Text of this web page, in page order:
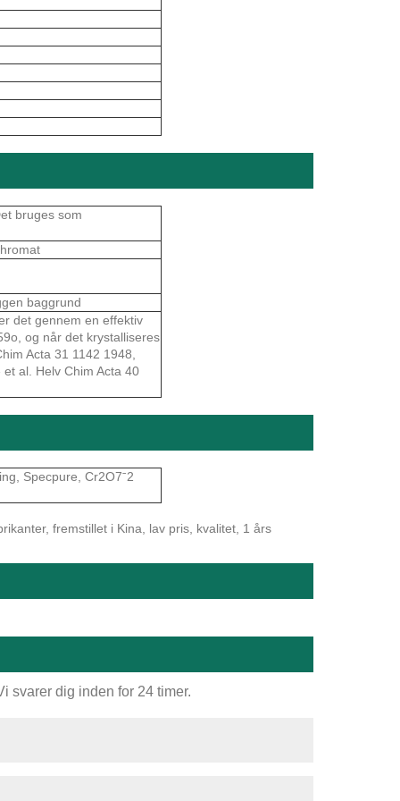
bruges som
baggrund
det gennem en effektiv
og når det krystalliseres
Acta 31 1142 1948,
al. Helv Chim Acta 40
Specpure, Cr2O7ˉ2
fremstillet i Kina, lav pris, kvalitet, 1 års
svarer dig inden for 24 timer.